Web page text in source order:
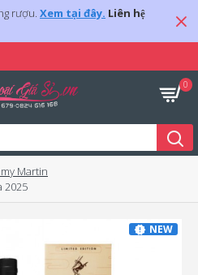
rượu. Xem tại đây. Liên hệ
0
Martin
2025
NEW